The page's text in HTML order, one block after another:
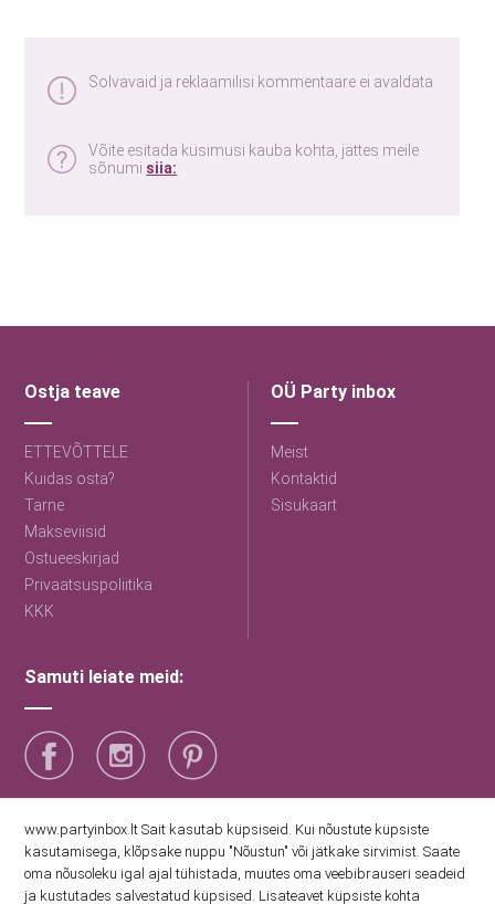
Solvavaid ja reklaamilisi kommentaare ei avaldata
Võite esitada küsimusi kauba kohta, jättes meile
sõnumi siia:
Ostja teave
ETTEVÕTTELE
Kuidas osta?
Tarne
Makseviisid
Ostueeskirjad
Privaatsuspoliitika
KKK
OÜ Party inbox
Meist
Kontaktid
Sisukaart
Samuti leiate meid:
Saage esimestena uudiseid
Nõustun Party Inboxi privaatsuspoliitikaga
www.partyinbox.lt Sait kasutab küpsiseid. Kui nõustute küpsiste
kasutamisega, klõpsake nuppu "Nõustun" või jätkake sirvimist. Saate
oma nõusoleku igal ajal tühistada, muutes oma veebibrauseri seadeid
ja kustutades salvestatud küpsised. Lisateavet küpsiste kohta